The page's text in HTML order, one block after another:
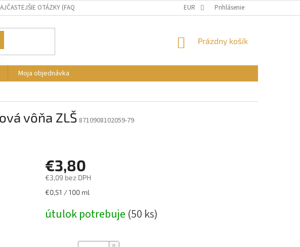
OTÁZKY (FAQ) PODMIENKY OCHRANY OSOBNÝCH
EUR Prihlásenie
NÁKUPNÝ
Prázdny košík
Moja objednávka
vôňa ZLŠ 8710908102059-79
€3,80
€3,09 bez DPH
Jednotková
€0,51 / 100 ml
útulok potrebuje (50 ks)